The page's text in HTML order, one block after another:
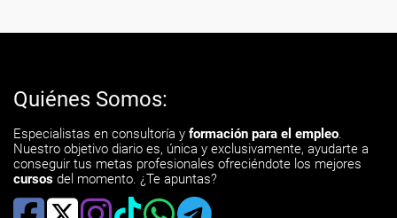
Quiénes Somos:
Especialistas en consultoría y formación para el empleo.
Nuestro objetivo diario es, única y exclusivamente, ayudarte a
conseguir tus metas profesionales ofreciéndote los mejores
cursos del momento. ¿Te apuntas?